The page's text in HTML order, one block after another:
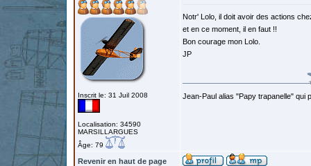
Inscrit le: 31 Juil 2008
Localisation: 34590
MARSILLARGUES
Âge: 79
Notr' Lolo, il doit avoir des actions
et en ce moment, il en faut !!
Bon courage mon Lolo.
JP
Jean-Paul alias "Papy trapanelle" qui
Revenir en haut de page